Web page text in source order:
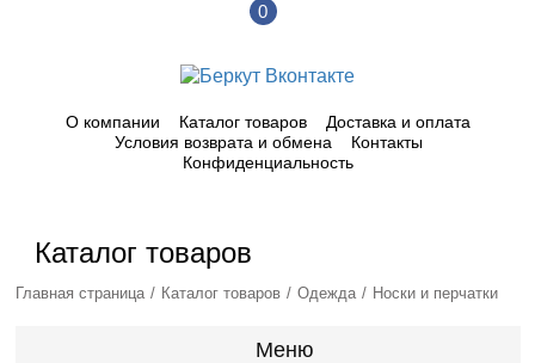
0
О компании Каталог товаров
Доставка и оплата
Условия возврата и обмена
Контакты
Конфиденциальность
Каталог товаров
Главная страница Каталог товаров Одежда Носки и перчатки
Меню